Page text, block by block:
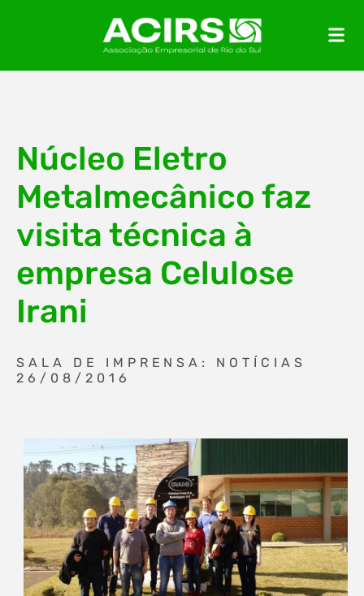
Núcleo Eletro
Metalmecânico faz
visita técnica à
empresa Celulose
Irani
SALA DE IMPRENSA: NOTÍCIAS
26/08/2016